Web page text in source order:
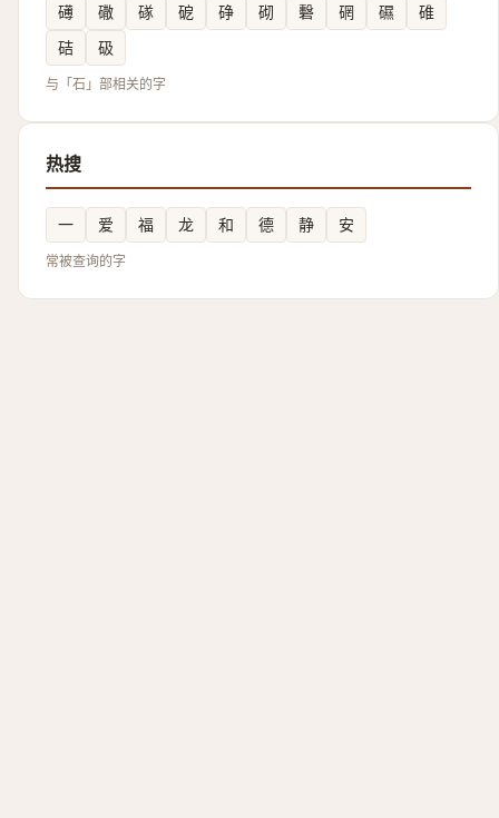
礡 䃟 䃍 砨 碀 砌 礊 䃃 礘
碓
硈
砐
与「石」部相关的字
热搜
一 爱 福 龙 和 德 静 安
常被查询的字